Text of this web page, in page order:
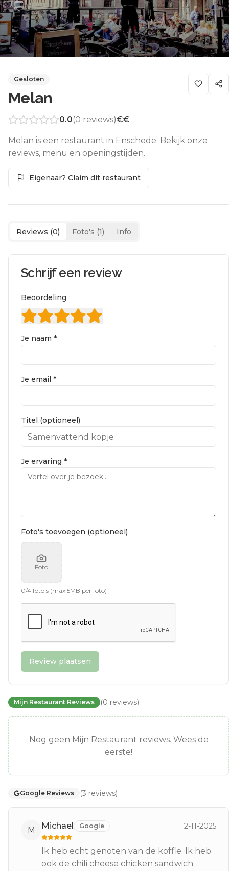
Gesloten
Melan
0.0(0 reviews)€€
Melan is een restaurant in Enschede. Bekijk onze
reviews, menu en openingstijden.
Eigenaar? Claim dit restaurant
Reviews (0) Foto's (1) Info
Schrijf een review
Beoordeling
Je naam *
Je email *
Titel (optioneel)
Je ervaring *
Foto's toevoegen (optioneel)
Foto
0/4 foto's (max 5MB per foto)
Review plaatsen
Mijn Restaurant Reviews (0 reviews)
Nog geen Mijn Restaurant reviews. Wees de
eerste!
Google Reviews (3 reviews)
M Michael Google 2-11-2025
Ik heb echt genoten van de koffie. Ik heb
ook de chili cheese chicken sandwich